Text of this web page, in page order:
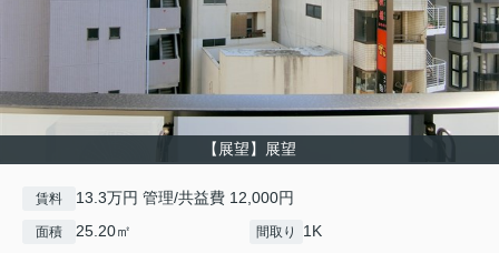
【展望】展望
賃料 13.3万円 管理/共益費 12,000円
面積 25.20㎡ 間取り 1K